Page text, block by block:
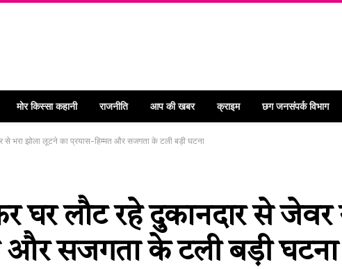
मोर किस्सा कहानी राजनीति आप की खबर क्राइम छग जनसंपर्क विभाग
भरा झोला लूटने का प्रयास-हिम्मत और सजगता के टली बड़ी घटना
घर लौट रहे दुकानदार से जेवर
और सजगता के टली बड़ी घटना